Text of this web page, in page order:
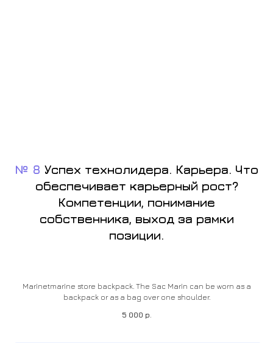
№ 8 Успех технолидера. Карьера. Что
обеспечивает карьерный рост?
Компетенции, понимание
собственника, выход за рамки
позиции.
Marinetmarine store backpack. The Sac Marin can be worn as a
backpack or as a bag over one shoulder.
5 000 р.